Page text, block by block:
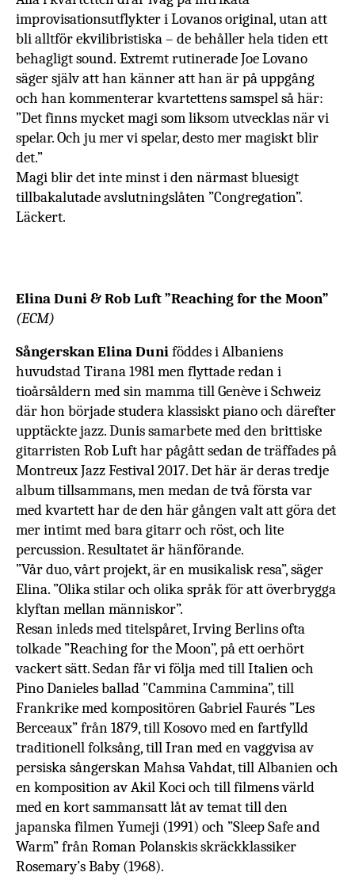
improvisationsutflykter i Lovanos original, utan att
bli alltför ekvilibristiska – de behåller hela tiden ett
behagligt sound. Extremt rutinerade Joe Lovano
säger själv att hankänner att han är på uppgång
och han kommenterar kvartettens samspel så här:
”Det finns mycket magi som liksom utvecklas när vi
spelar. Och ju mer vi spelar, desto mer magiskt blir
det.”
Magi blir det inte minst i den närmast bluesigt
tillbakalutade avslutningslåten ”Congregation”.
Läckert.
Elina Duni & Rob Luft ”Reaching for the Moon”
(ECM)
Sångerskan Elina Duniföddes i Albaniens
huvudstad Tirana 1981 men flyttade redan i
tioårsåldern med sin mamma till Genève i Schweiz
där hon började studera klassiskt piano och därefter
upptäckte jazz. Dunis samarbete med den brittiske
gitarristen Rob Luft har pågått sedan de träffades på
Montreux Jazz Festival 2017. Det här är deras tredje
album tillsammans, men medan de två första var
med kvartett har de den här gången valt att göra det
mer intimt med bara gitarr och röst, och lite
percussion. Resultatet är hänförande.
”Vår duo, vårt projekt, är en musikalisk resa”, säger
Elina. ”Olika stilar och olika språk för att överbrygga
klyftan mellan människor”.
Resan inleds med titelspåret, Irving Berlins ofta
tolkade ”Reaching for the Moon”, på ett oerhört
vackert sätt. Sedan får vi följa med till Italien och
Pino Danieles ballad ”Cammina Cammina”, till
Frankrike med kompositören Gabriel Faurés ”Les
Berceaux” från 1879, till Kosovo med en fartfylld
traditionell folksång, till Iran med en vaggvisa av
persiska sångerskan Mahsa Vahdat, till Albanien och
en komposition av Akil Koci och till filmens värld
med en kort sammansatt låt av temat till den
japanska filmen Yumeji (1991) och ”Sleep Safe and
Warm” från Roman Polanskis skräckklassiker
Rosemary’s Baby (1968).